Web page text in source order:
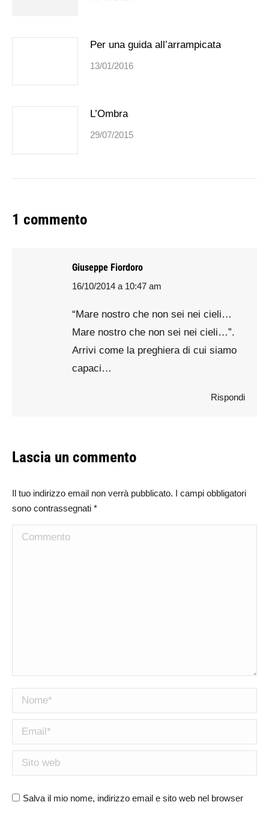
Per una guida all’arrampicata
13/01/2016
L’Ombra
29/07/2015
1 commento
Giuseppe Fiordoro
says:
16/10/2014 a 10:47 am
“Mare nostro che non sei nei cieli…
Mare nostro che non sei nei cieli…”.
Arrivi come la preghiera di cui siamo
capaci…
Rispondi
Lascia un commento
Il tuo indirizzo email non verrà pubblicato. I campi obbligatori
sono contrassegnati *
Commento
Nome *
Email *
Sito web
Salva il mio nome, indirizzo email e sito web nel browser